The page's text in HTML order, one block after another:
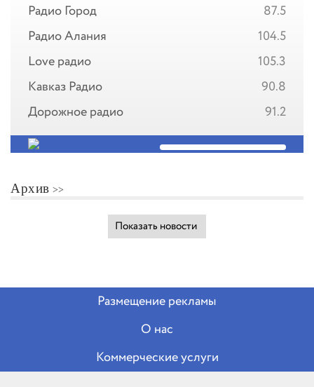
Радио Город
87.5
Радио Алания
104.5
Love радио
105.3
Кавказ Радио
90.8
Дорожное радио
91.2
Архив
Показать новости
Размещение рекламы
О нас
Коммерческие услуги